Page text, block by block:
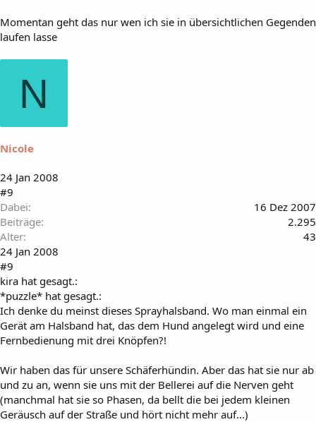
Momentan geht das nur wen ich sie in übersichtlichen Gegenden
laufen lasse
N
Nicole
24 Jan 2008
#9
Dabei
16 Dez 2007
Beiträge
2.295
Alter
43
24 Jan 2008
#9
kira hat gesagt.:
*puzzle* hat gesagt.:
Ich denke du meinst dieses Sprayhalsband. Wo man einmal ein
Gerät am Halsband hat, das dem Hund angelegt wird und eine
Fernbedienung mit drei Knöpfen?!
Wir haben das für unsere Schäferhündin. Aber das hat sie nur ab
und zu an, wenn sie uns mit der Bellerei auf die Nerven geht
(manchmal hat sie so Phasen, da bellt die bei jedem kleinen
Geräusch auf der Straße und hört nicht mehr auf...)